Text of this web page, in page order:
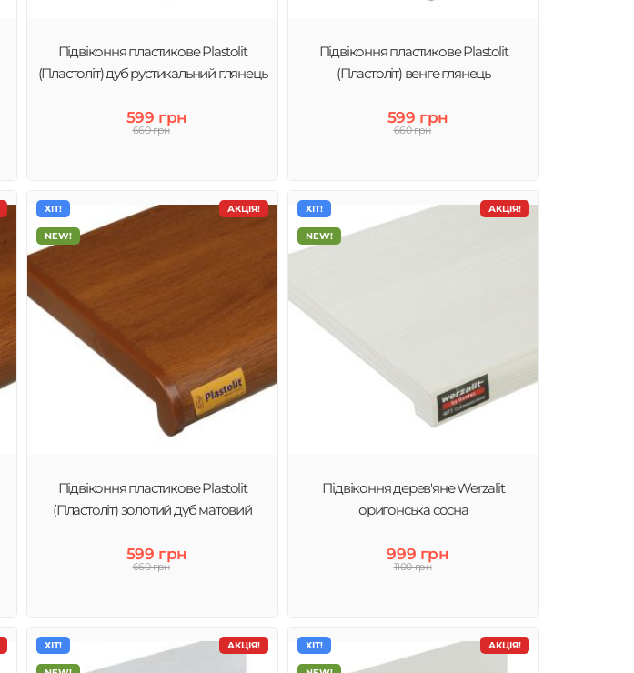
Підвіконня пластикове Plastolit
(Пластоліт) дуб рустикальний глянець
599 грн
660 грн
Підвіконня пластикове Plastolit
(Пластоліт) венге глянець
599 грн
660 грн
АКЦІЯ!
ХІТ!
NEW!
Підвіконня пластикове Plastolit
(Пластоліт) золотий дуб матовий
599 грн
660 грн
АКЦІЯ!
ХІТ!
NEW!
Підвіконня дерев'яне Werzalit
оригонська сосна
999 грн
1100 грн
АКЦІЯ!
ХІТ! АКЦІЯ!
ХІТ!